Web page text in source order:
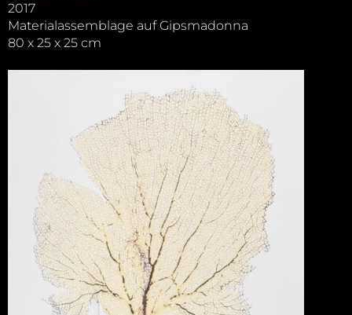
2017
Materialassemblage auf Gipsmadonna
80 x 25 x 25 cm